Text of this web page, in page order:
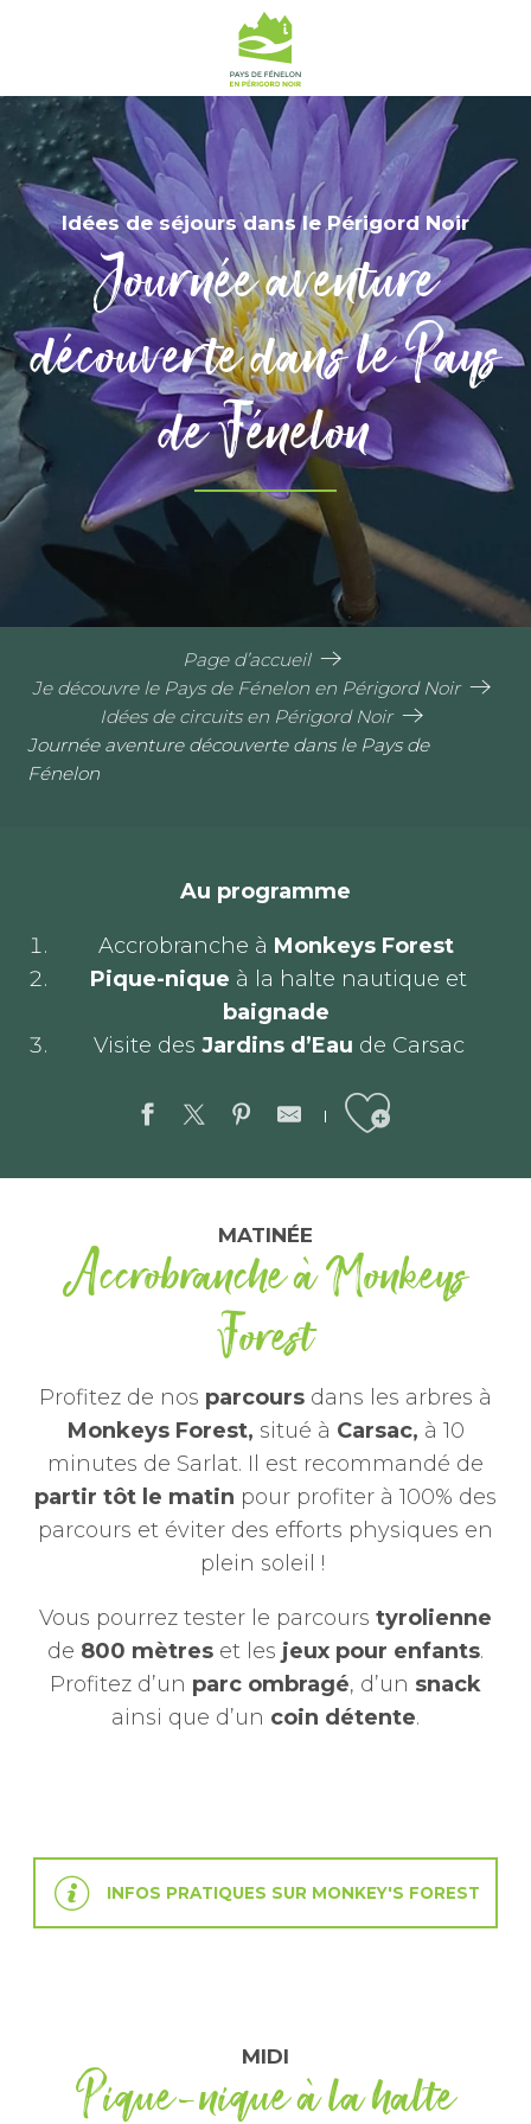
Idées de séjours dans le Périgord Noir
Journée aventure
découverte dans le Pays
de Fénelon
Page d’accueil
Je découvre le Pays de Fénelon en Périgord Noir
Idées de circuits en Périgord Noir
Journée aventure découverte dans le Pays de
Fénelon
Au programme
Accrobranche à Monkeys Forest
Pique-nique à la halte nautique et
baignade
Visite des Jardins d’Eau de Carsac
Ajouter aux
MATINÉE
Accrobranche à Monkeys
Forest
Profitez de nos parcours dans les arbres à
Monkeys Forest, situé à Carsac, à 10
minutes de Sarlat. Il est recommandé de
partir tôt le matin pour profiter à 100% des
parcours et éviter des efforts physiques en
plein soleil !
Vous pourrez tester le parcours tyrolienne
de 800 mètres et les jeux pour enfants.
Profitez d’un parc ombragé, d’un snack
ainsi que d’un coin détente.
INFOS PRATIQUES SUR MONKEY'S FOREST
MIDI
Pique-nique à la halte